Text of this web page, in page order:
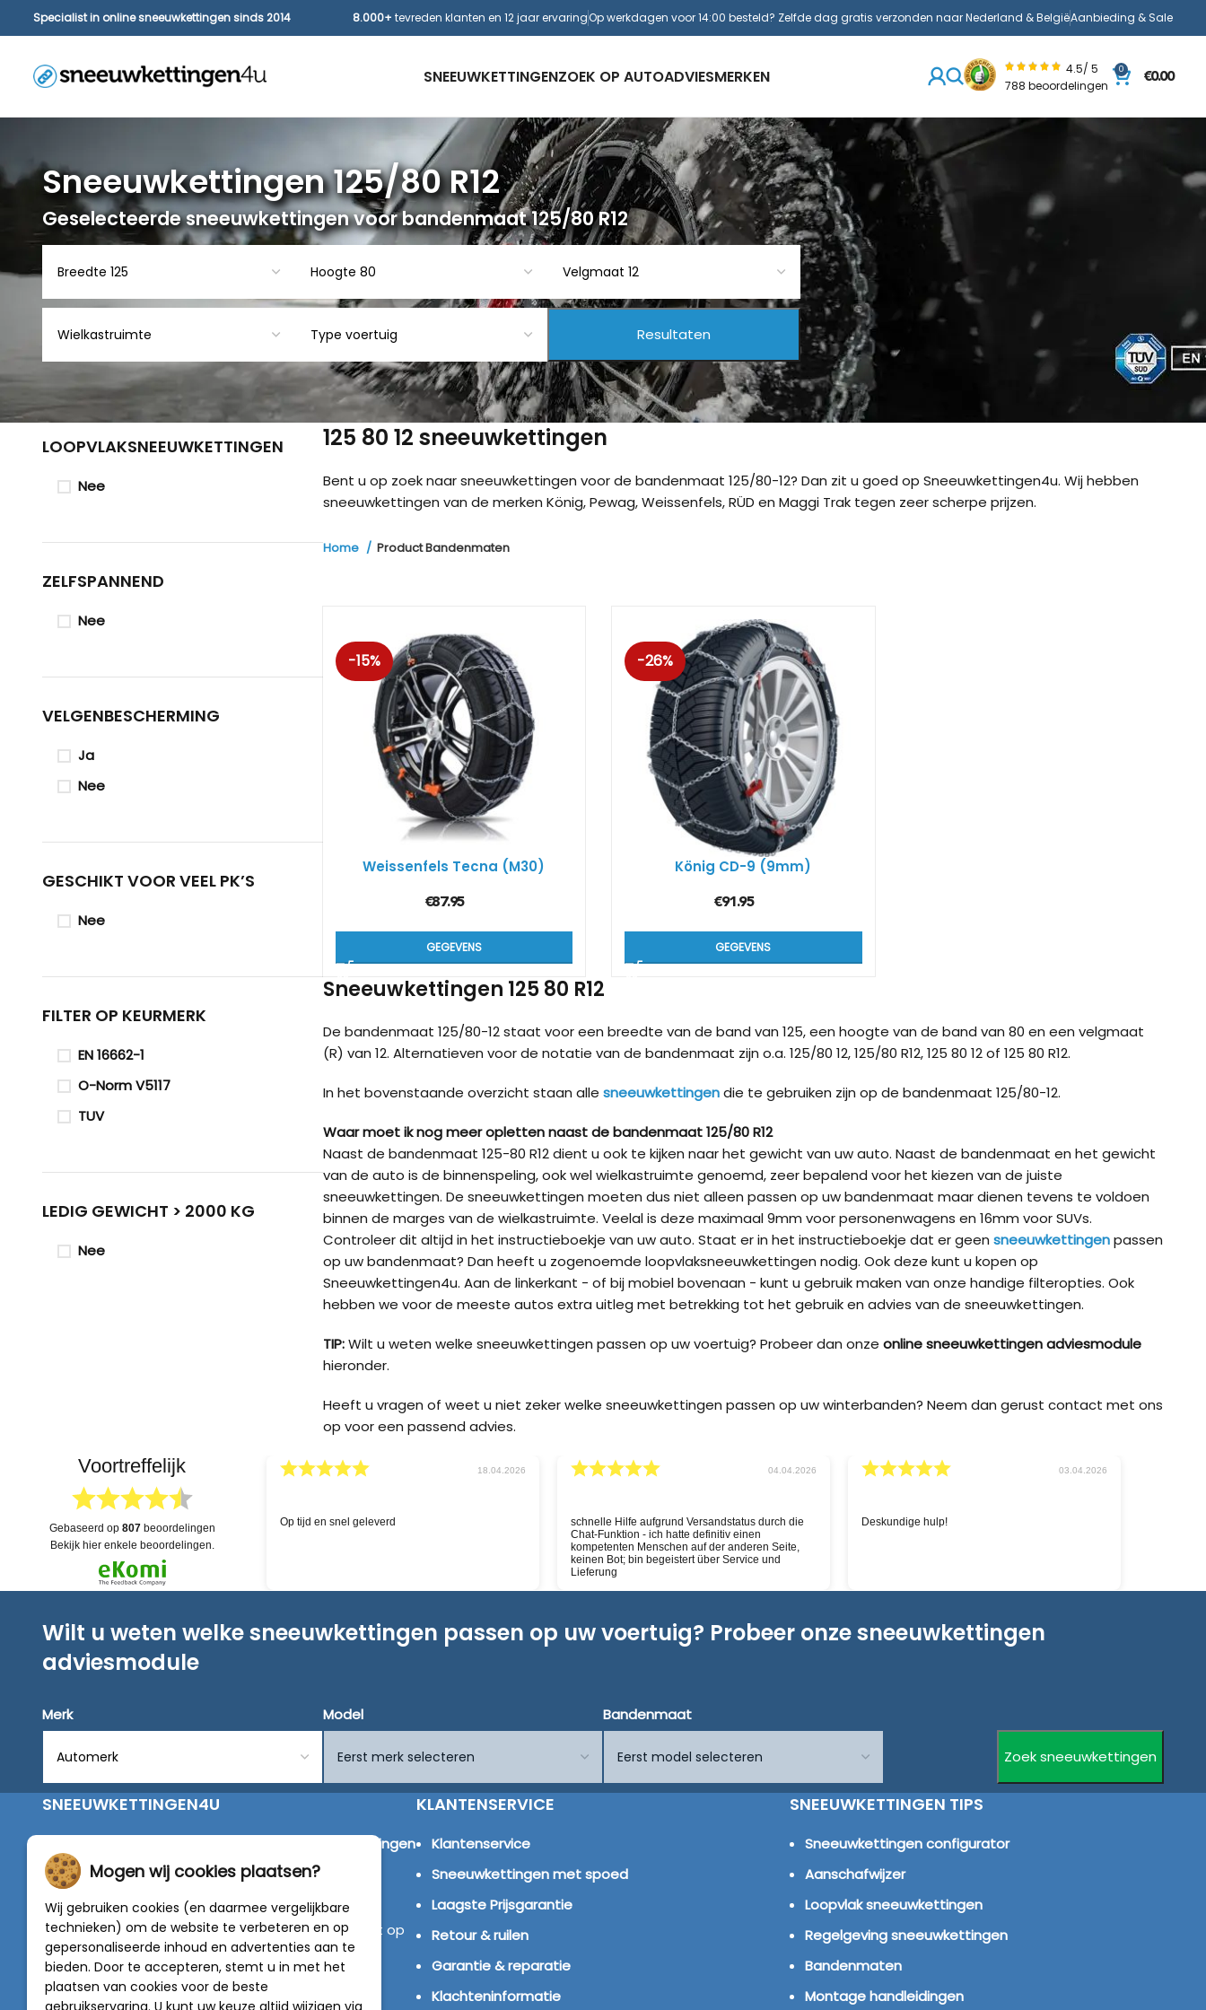
Specialist in online sneeuwkettingen sinds 2014 8.000+ tevreden klanten en 12 jaar ervaringOp werkdagen voor 14:00 besteld? Zelfde dag gratis verzonden naar Nederland & BelgiëAanbieding & Sale
SNEEUWKETTINGENZOEK OP AUTOADVIESMERKEN
König CB-12
König Easy-Fit CU-9
König K-Summit XL voor
SUV’s
4.5/ 5
788 beoordelingen
0
€0.00
Sneeuwkettingen 125/80 R12
Geselecteerde sneeuwkettingen voor bandenmaat 125/80 R12
125 80 12 sneeuwkettingen
Bent u op zoek naar sneeuwkettingen voor de bandenmaat 125/80-12? Dan zit u goed op Sneeuwkettingen4u. Wij hebben
sneeuwkettingen van de merken König, Pewag, Weissenfels, RÜD en Maggi Trak tegen zeer scherpe prijzen.
Home Product Bandenmaten
-15%
Weissenfels Tecna (M30)
€87.95
GEGEVENS
-26%
König CD-9 (9mm)
€91.95
GEGEVENS
Sneeuwkettingen 125 80 R12
De bandenmaat 125/80-12 staat voor een breedte van de band van 125, een hoogte van de band van 80 en een velgmaat
(R) van 12. Alternatieven voor de notatie van de bandenmaat zijn o.a. 125/80 12, 125/80 R12, 125 80 12 of 125 80 R12.
In het bovenstaande overzicht staan alle sneeuwkettingendie te gebruiken zijn op de bandenmaat 125/80-12.
Waar moet ik nog meer opletten naast de bandenmaat 125/80 R12
Naast de bandenmaat 125-80 R12 dient u ook te kijken naar het gewicht van uw auto. Naast de bandenmaat en het gewicht
van de auto is de binnenspeling, ook wel wielkastruimte genoemd, zeer bepalend voor het kiezen van de juiste
sneeuwkettingen. De sneeuwkettingen moeten dus niet alleen passen op uw bandenmaat maar dienen tevens te voldoen
binnen de marges van de wielkastruimte. Veelal is deze maximaal 9mm voor personenwagens en 16mm voor SUVs.
Controleer dit altijd in het instructieboekje van uw auto. Staat er in het instructieboekje dat er geen sneeuwkettingenpassen
op uw bandenmaat? Dan heeft u zogenoemde loopvlaksneeuwkettingen nodig. Ook deze kunt u kopen op
Sneeuwkettingen4u. Aan de linkerkant - of bij mobiel bovenaan - kunt u gebruik maken van onze handige filteropties. Ook
hebben we voor de meeste autos extra uitleg met betrekking tot het gebruik en advies van de sneeuwkettingen.
TIP:Wilt u weten welke sneeuwkettingen passen op uw voertuig? Probeer dan onze online sneeuwkettingen adviesmodule
hieronder.
Heeft u vragen of weet u niet zeker welke sneeuwkettingen passen op uw winterbanden? Neem dan gerust contact met ons
op voor een passend advies.
LOOPVLAKSNEEUWKETTINGEN
Nee
ZELFSPANNEND
Nee
VELGENBESCHERMING
Ja
Nee
GESCHIKT VOOR VEEL PK’S
Nee
FILTER OP KEURMERK
EN 16662-1
O-Norm V5117
TUV
LEDIG GEWICHT > 2000 KG
Nee
Voortreffelijk
gebaseerd op 807beoordelingen
bekijk hier enkele beoordelingen.
04.04.2026
durch die
einen
der anderen Seite,
03.04.2026
Deskundige hulp!
30.03.2026
Uitgebreide voorraad en snelle service, nu hopen
dat alles na levering even goed is
11.03.2026
Goeie website, snelle service
Wilt u weten welke sneeuwkettingen passen op uw voertuig? Probeer onze sneeuwkettingen
adviesmodule
Merk Model Bandenmaat
SNEEUWKETTINGEN4U
sneeuwkettingen
van alleen de beste merken zoals Pewag, König,
Weissenfels, Maggi en RÜD.
Vragen of graag persoonlijk advies? Neem contact op
met onze experts :0318 - 250030
4.5 van 5
KLANTENSERVICE
Klantenservice
Sneeuwkettingen met spoed
Laagste Prijsgarantie
Retour & ruilen
Garantie & reparatie
Klachteninformatie
SNEEUWKETTINGEN TIPS
Sneeuwkettingen configurator
Aanschafwijzer
Loopvlak sneeuwkettingen
Regelgeving sneeuwkettingen
Bandenmaten
Montage handleidingen
Mogen wij cookies plaatsen?
Wij gebruiken cookies (en daarmee vergelijkbare
technieken) om de website te verbeteren en op
gepersonaliseerde inhoud en advertenties aan te
bieden. Door te accepteren, stemt u in met het
plaatsen van cookies voor de beste
gebruikservaring. U kunt uw keuze altijd wijzigen via